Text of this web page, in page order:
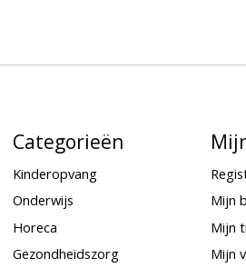
Categorieën
Kinderopvang
Onderwijs
Horeca
Gezondheidszorg
Mijn
Mijn
Mijn